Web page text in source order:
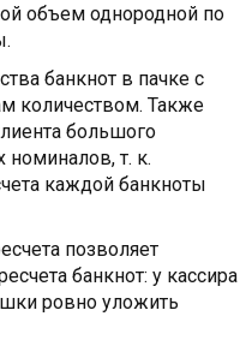
объем однородной по
банкнот в пачке с
количеством. Также
большого
номиналов, т. к.
каждой банкноты
позволяет
банкнот: у кассира
ровно уложить